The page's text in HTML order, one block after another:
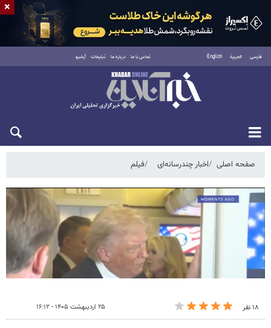
فارسی العربية English تماس با ما درباره ما تبلیغات آرشیو
شنبه ۱۷ مرداد ۱۴۰۵
صفحه اصلی اخبار چندرسانه‌ای فیلم
۱۸ نفر ۲۵ اردیبهشت ۱۴۰۵ - ۱۶:۱۲
×